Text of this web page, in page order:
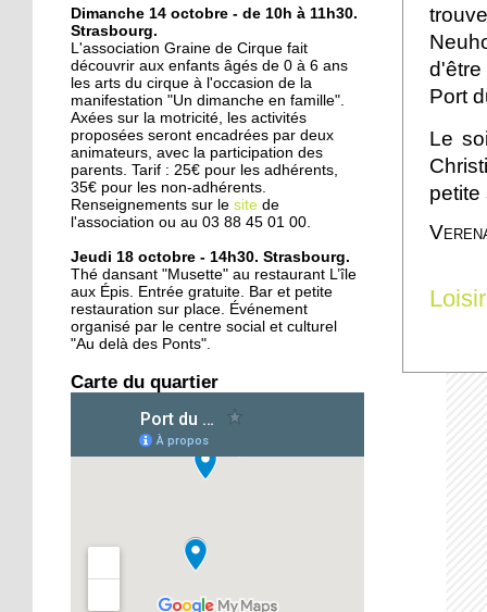
Deux-Rives : "Eviter de
faire des contresens"
12 octobre 2017
Du Port du Rhin au port
d'Amsterdam
25 septembre 2015
Deux rives, treize ponts
24 septembre 2015
L'Ososphère : de retour à
la Coop dès l'an prochain
24 septembre 2015
Le centre équestre des
Deux Rives remonte en
Oüday, 16 ans, réfugié
syrien, concentré sur son
Dimanche 14 octobre - de 10h à 11h30.
Strasbourg.
L'association Graine de Cirque fait
découvrir aux enfants âgés de 0 à 6 ans
les arts du cirque à l'occasion de la
manifestation "Un dimanche en famille".
Axées sur la motricité, les activités
proposées seront encadrées par deux
animateurs, avec la participation des
parents. Tarif : 25€ pour les adhérents,
35€ pour les non-adhérents.
Renseignements sur le site de
l'association ou au 03 88 45 01 00.
Jeudi 18 octobre - 14h30. Strasbourg.
Thé dansant "Musette" au restaurant L’île
aux Épis. Entrée gratuite. Bar et petite
restauration sur place. Événement
organisé par le centre social et culturel
"Au delà des Ponts".
Carte du quartier
Port
Le
petite